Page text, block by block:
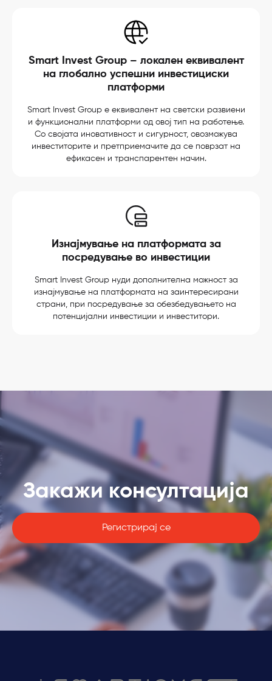
Smart Invest Group – локален еквивалент
на глобално успешни инвестициски
платформи
Smart Invest Group е еквивалент на светски развиени
и функционални платформи од овој тип на работење.
Со својата иновативност и сигурност, овозможува
инвеститорите и претприемачите да се поврзат на
ефикасен и транспарентен начин.
Изнајмување на платформата за
посредување во инвестиции
Smart Invest Group нуди дополнителна можност за
изнајмување на платформата на заинтересирани
страни, при посредување за обезбедувањето на
потенцијални инвестиции и инвеститори.
Закажи консултација
Регистрирај се